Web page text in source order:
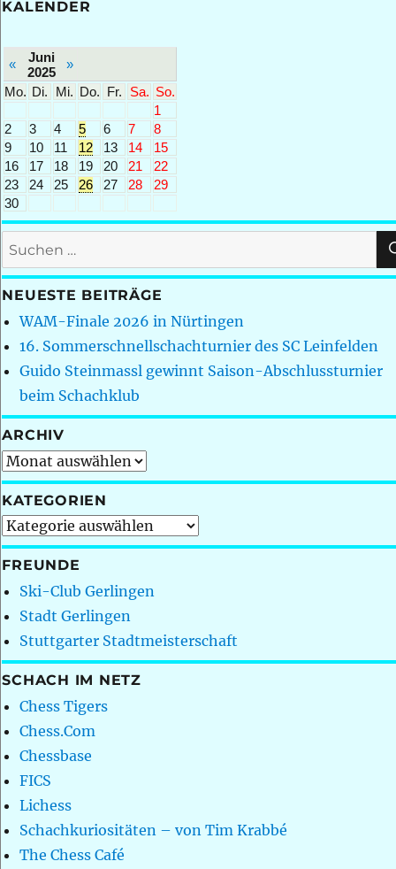
KALENDER
«
Juni
2025
»
Mo. Di. Mi. Do. Fr. Sa. So.
1
2
3 4 5 6 7
8
9
10 11 12 13 14
15
16
17 18 19 20 21
22
23
24 25 26 27 28
29
30
Suchen
nach:
NEUESTE BEITRÄGE
WAM-Finale 2026 in Nürtingen
16. Sommerschnellschachturnier des SC Leinfelden
Guido Steinmassl gewinnt Saison-Abschlussturnier
beim Schachklub
ARCHIV
Archiv
KATEGORIEN
Kategorien
FREUNDE
Ski-Club Gerlingen
Stadt Gerlingen
Stuttgarter Stadtmeisterschaft
SCHACH IM NETZ
Chess Tigers
Chess.Com
Chessbase
FICS
Lichess
Schachkuriositäten – von Tim Krabbé
The Chess Café